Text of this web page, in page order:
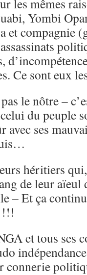
les mêmes
Yombi
et compagnie
Ce sont eux
le nôtre –
du peuple
avec ses
héritiers
de leur
– Et ça
et tous ses
connerie